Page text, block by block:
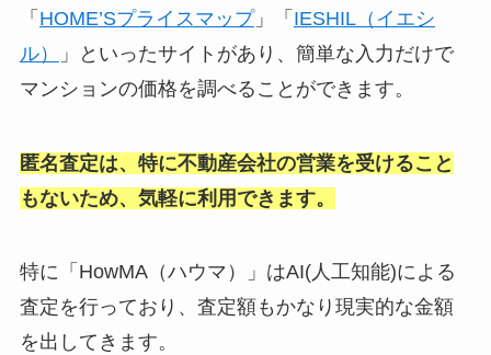
「 HOME’Sプライスマップ」「 IESHIL（イエシ
ル）
」といったサイトがあり、簡単な入力だけで
マンションの価格を調べることができます。
匿名査定は、特に不動産会社の営業を受けること
もないため、気軽に利用できます。
特に「HowMA（ハウマ）」はAI(人工知能)による
査定を行っており、査定額もかなり現実的な金額
を出してきます。